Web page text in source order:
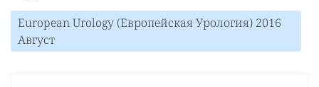
European Urology (Европейская Урология) 2016
Август